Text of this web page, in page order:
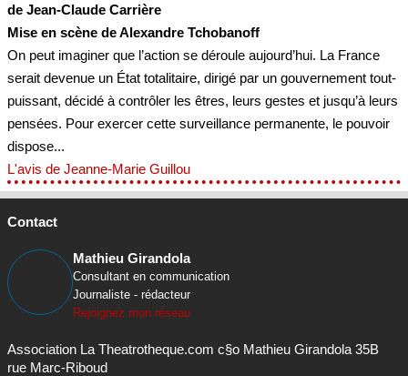
de Jean-Claude Carrière
Mise en scène de Alexandre Tchobanoff
On peut imaginer que l’action se déroule aujourd’hui. La France
serait devenue un État totalitaire, dirigé par un gouvernement tout-
puissant, décidé à contrôler les êtres, leurs gestes et jusqu’à leurs
pensées. Pour exercer cette surveillance permanente, le pouvoir
dispose...
L'avis de Jeanne-Marie Guillou
Contact
Mathieu Girandola
Consultant en communication
Journaliste - rédacteur
Rejoignez mon réseau
Association La Theatrotheque.com c§o Mathieu Girandola 35B
rue Marc-Riboud